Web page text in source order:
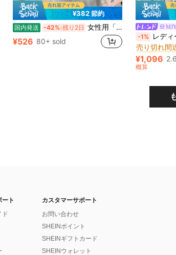
¥382 節約
国内発送 -42% 残り2日 女性用「Orion」グラフィックプリントTシャツ、クルーネック ドロップショルダー カジュアル半袖トップス、春に最適
¥526 80+ sold
-1% レディース ブルー 長袖
#1 ベストセラ
売り切れ間
#1 ベストセラ
売り切れ間
#1 ベストセラ
売り切れ間
#1 ベストセラ
売り切れ間
¥1,096
概算
ート
ド
カスタマーサポート
お問い合わせ
SHEINポイント
SHEINギフトカード
SHEINウォレット